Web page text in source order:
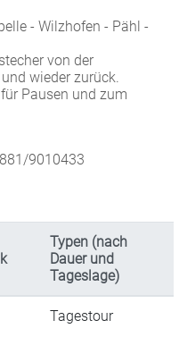
- Wilzhofen - Pähl -
von der
wieder zurück.
Pausen und zum
9010433
Typen (nach
Dauer und
Tageslage)
Tagestour